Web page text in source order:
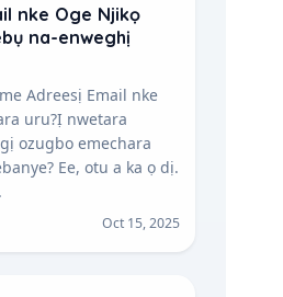
nke Oge Njikọ
na-enweghị
Adreesị Email nke
uru?Ị nwetara
ozugbo emechara
Ee, otu a ka ọ dị.
Oct 15, 2025